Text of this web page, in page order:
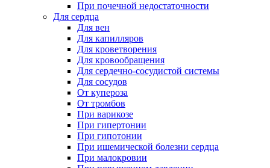
При почечной недостаточности
Для сердца
Для вен
Для капилляров
Для кроветворения
Для кровообращения
Для сердечно-сосудистой системы
Для сосудов
От купероза
От тромбов
При варикозе
При гипертонии
При гипотонии
При ишемической болезни сердца
При малокровии